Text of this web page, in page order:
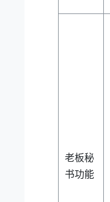
老板秘
书功能